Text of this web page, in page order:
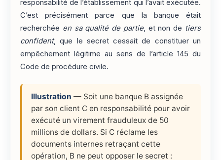
responsabilité de l’établissement qui l’avait exécutée.
C’est précisément parce que la banque était
recherchée en sa qualité de partie, et non de tiers
confident, que le secret cessait de constituer un
empêchement légitime au sens de l’article 145 du
Code de procédure civile.
Illustration — Soit une banque B assignée
par son client C en responsabilité pour avoir
exécuté un virement frauduleux de 50
millions de dollars. Si C réclame les
documents internes retraçant cette
opération, B ne peut opposer le secret :